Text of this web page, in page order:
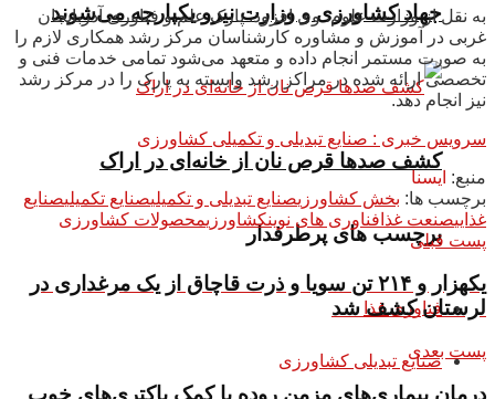
جهاد کشاورزی و وزارت نیرو یکپارچه می‌شوند
کشف صدها قرص نان از خانه‌ای در اراک
برچسب های پرطرفدار
فناوری غذا
صنایع تبدیلی کشاورزی
به نقل از وزارت علوم، وی افزود: پارک علم و فناوری آذربایجان
غربی در آموزش و مشاوره کارشناسان مرکز رشد همکاری لازم را
به صورت مستمر انجام داده و متعهد می‌شود تمامی خدمات فنی و
تخصصی ارائه شده در مراکز رشد وابسته به پارک را در مرکز رشد
نیز انجام دهد.
سرویس خبری : صنایع تبدیلی و تکمیلی کشاورزی
منبع: ایسنا
برچسب ها: بخش کشاورزیصنایع تبدیلی و تکمیلیصنایع تکمیلیصنایع
غذاییصنعت غذا فناوری های نوینکشاورزیمحصولات کشاورزی
پست قبلی
یکهزار و ۲۱۴ تن سویا و ذرت قاچاق از یک مرغداری در
لرستان کشف شد
پست بعدی
درمان بیماری‌های مزمن روده با کمک باکتری‌های خوب